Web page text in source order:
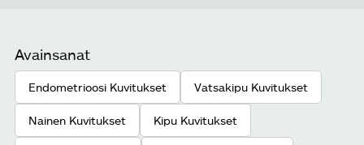
Avainsanat
Endometrioosi Kuvitukset Vatsakipu Kuvitukset
Nainen Kuvitukset Kipu Kuvitukset